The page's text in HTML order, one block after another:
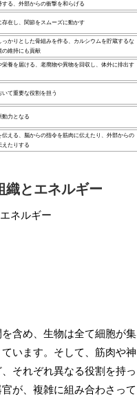
する、外部からの衝撃を和らげる
存在し、関節をスムーズに動かす
っかりとした骨組みを作る、カルシウムを貯蔵するな
の維持にも貢献
栄養を届ける、老廃物や異物を回収し、体外に排出す
いて重要な役割を担う
動力となる
伝える、脳からの指令を筋肉に伝えたり、外部からの
えたりする
織とエネルギー
含め、生物は全て細胞が集
ています。そして、筋肉や神
それぞれ異なる役割を持っ
が、複雑に組み合わさって